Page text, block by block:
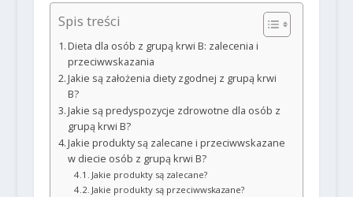
Spis treści
Dieta dla osób z grupą krwi B: zalecenia i
przeciwwskazania
Jakie są założenia diety zgodnej z grupą krwi
B?
Jakie są predyspozycje zdrowotne dla osób z
grupą krwi B?
Jakie produkty są zalecane i przeciwwskazane
w diecie osób z grupą krwi B?
Jakie produkty są zalecane?
Jakie produkty są przeciwwskazane?